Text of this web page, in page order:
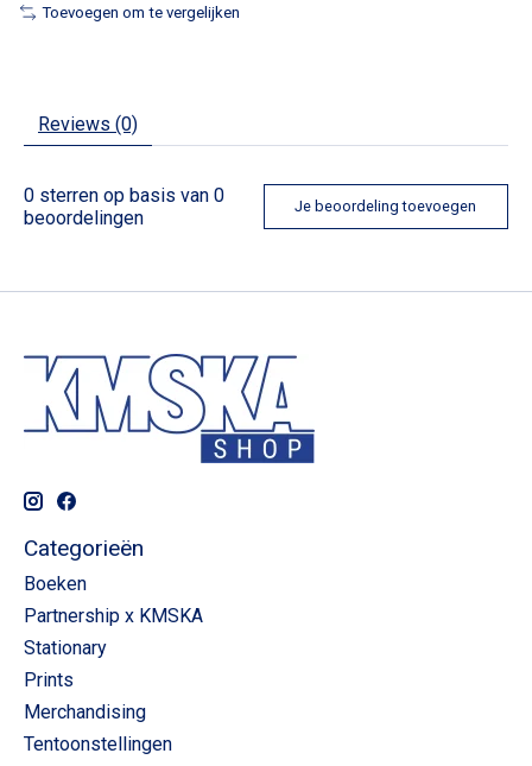
Toevoegen om te vergelijken
Reviews (0)
0 sterren op basis van 0
beoordelingen
Je beoordeling toevoegen
Categorieën
Boeken
Partnership x KMSKA
Stationary
Prints
Merchandising
Tentoonstellingen